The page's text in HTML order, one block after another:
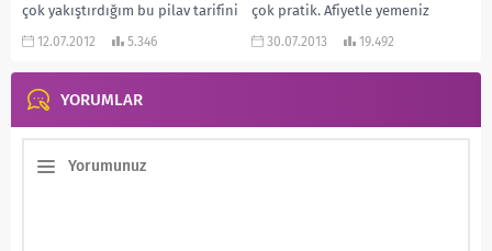
çok yakıştırdığım bu pilav tarifini
bende yeni öğrendim.
12.07.2012 5.346
çok pratik. Afiyetle yemeniz
dileğiyle… MALZEMELERİ:...
30.07.2013 19.492
YORUMLAR